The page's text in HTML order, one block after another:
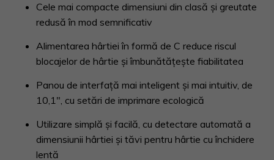
Cele mai compacte dimensiuni din clasă și greutate
redusă în mod semnificativ
Alimentarea hârtiei în formă de C reduce riscul
blocajelor de hârtie și îmbunătățește fiabilitatea
Panou de interfață mai inteligent și mai intuitiv, de
10,1″, cu setări de imprimare ecologică
Utilizare simplă și facilă, cu detectare automată a
dimensiunii hârtiei și tăvi pentru hârtie cu închidere
lentă